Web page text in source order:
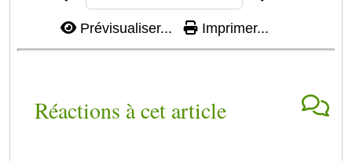
Prévisualiser... Imprimer...
Réactions à cet article